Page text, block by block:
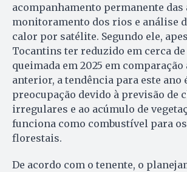
acompanhamento permanente das
monitoramento dos rios e análise
calor por satélite. Segundo ele,
Tocantins ter reduzido em cerca de
queimada em 2025 em comparação
anterior, a tendência para este ano
preocupação devido à previsão de
irregulares e ao acúmulo de
funciona como combustível para
florestais.
De acordo com o tenente, o